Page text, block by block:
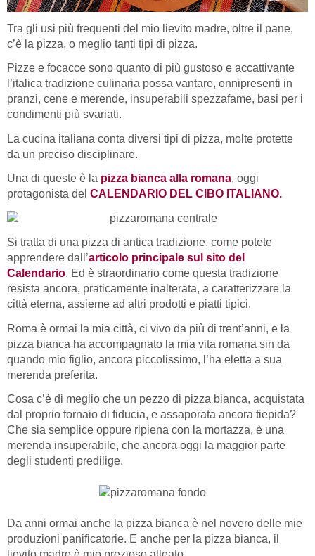
Tra gli usi più frequenti del mio lievito madre, oltre il pane,
c’è la pizza, o meglio tanti tipi di pizza.
Pizze e focacce sono quanto di più gustoso e accattivante
l’italica tradizione culinaria possa vantare, onnipresenti in
pranzi, cene e merende, insuperabili spezzafame, basi per i
condimenti più svariati.
La cucina italiana conta diversi tipi di pizza, molte protette
da un preciso disciplinare.
Una di queste è la pizza bianca alla romana, oggi
protagonista del CALENDARIO DEL CIBO ITALIANO.
Si tratta di una pizza di antica tradizione, come potete
apprendere dall’articolo principale sul sito del
Calendario. Ed è straordinario come questa tradizione
resista ancora, praticamente inalterata, a caratterizzare la
città eterna, assieme ad altri prodotti e piatti tipici.
Roma è ormai la mia città, ci vivo da più di trent’anni, e la
pizza bianca ha accompagnato la mia vita romana sin da
quando mio figlio, ancora piccolissimo, l’ha eletta a sua
merenda preferita.
Cosa c’è di meglio che un pezzo di pizza bianca, acquistata
dal proprio fornaio di fiducia, e assaporata ancora tiepida?
Che sia semplice oppure ripiena con la mortazza, è una
merenda insuperabile, che ancora oggi la maggior parte
degli studenti predilige.
Da anni ormai anche la pizza bianca è nel novero delle mie
produzioni panificatorie. E anche per la pizza bianca, il